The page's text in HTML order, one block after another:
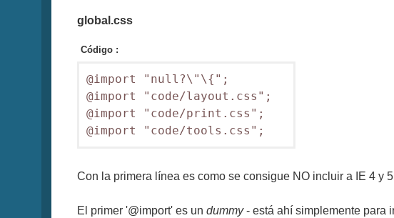
global.css
Código :
@import "null?\"\{";
@import "code/layout.css";
@import "code/print.css";
@import "code/tools.css";
Con la primera línea es como se consigue NO incluir a IE 4 y
El primer '@import' es un dummy- está ahí simplemente para